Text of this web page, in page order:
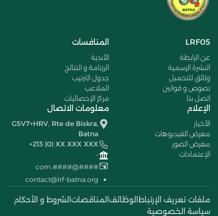
LRF05
عن الرابطة
النشرة الرسمية
وثائق للتحميل
نصوص و قوانين
اتصل بنا
المنافسات
الأندية
الرزنامة و النتائج
جدول الترتيب
الملاعب
مركز الإحصائيات
الإعلام
الأخبار
معرض الفيديوهات
معرض الصور
الإعتمادات
معلومات الاتصال
G5V7+HRV, Rte de Biskra,
Batna
+213 (0) XX XXX XXX
-
####@####.com
contact@lrf-batna.org
ملفات تعريف الإرتباط الوظائف المناقصات الشروط و الأحكام
سياسة الخصوصية